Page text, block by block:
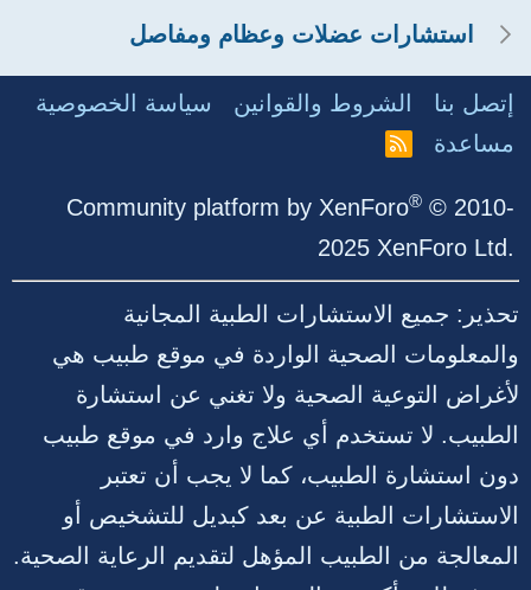
استشارات عضلات وعظام ومفاصل
إتصل بنا الشروط والقوانين
سياسة الخصوصية
مساعدة
R
Community platform by XenForo® © 2010-
2025 XenForo Ltd.
تحذير: جميع الاستشارات الطبية المجانية
والمعلومات الصحية الواردة في موقع طبيب هي
لأغراض التوعية الصحية ولا تغني عن استشارة
الطبيب. لا تستخدم أي علاج وارد في موقع طبيب
دون استشارة الطبيب، كما لا يجب أن تعتبر
الاستشارات الطبية عن بعد كبديل للتشخيص أو
المعالجة من الطبيب المؤهل لتقديم الرعاية الصحية.